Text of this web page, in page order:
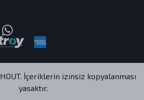
İçeriklerin izinsiz kopyalanması
yasaktır.